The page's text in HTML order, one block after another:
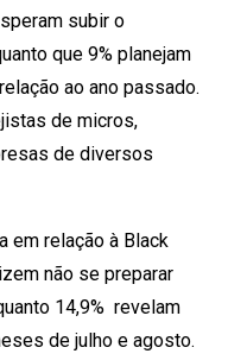
subir o
que 9% planejam
ao ano passado.
de micros,
de diversos
em relação à Black
não se preparar
14,9% revelam
de julho e agosto.